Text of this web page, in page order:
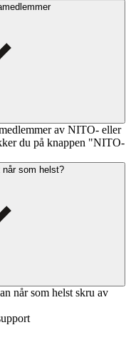
av NITO- eller
du på knappen "NITO-
når som helst?
når som helst skru av